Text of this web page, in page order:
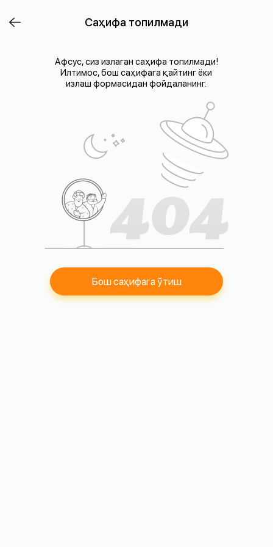
Саҳифа топилмади
Афсус, сиз излаган саҳифа топилмади!
Илтимос, бош саҳифага қайтинг ёки
излаш формасидан фойдаланинг.
Бош саҳифага ўтиш